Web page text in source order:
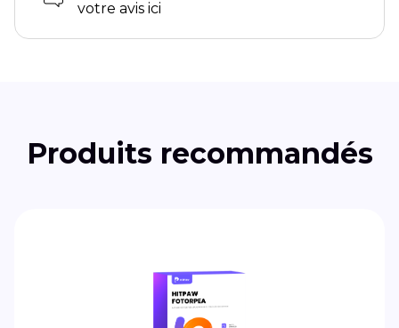
votre avis ici
Produits recommandés